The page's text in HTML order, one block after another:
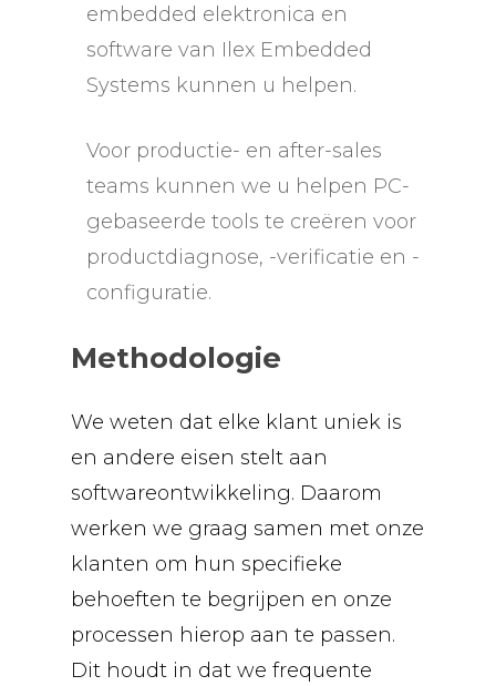
embedded elektronica en
software van Ilex Embedded
Systems kunnen u helpen.
Voor productie- en after-sales
teams kunnen we u helpen PC-
gebaseerde tools te creëren voor
productdiagnose, -verificatie en -
configuratie.
Methodologie
We weten dat elke klant uniek is
en andere eisen stelt aan
softwareontwikkeling. Daarom
werken we graag samen met onze
klanten om hun specifieke
behoeften te begrijpen en onze
processen hierop aan te passen.
Dit houdt in dat we frequente